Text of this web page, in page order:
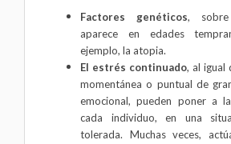
Factores genéticos,
aparece en edades
ejemplo, la atopia.
El estrés continuado, al igual
momentánea o puntual de
emocional, pueden poner a
cada individuo, en una
tolerada. Muchas veces,